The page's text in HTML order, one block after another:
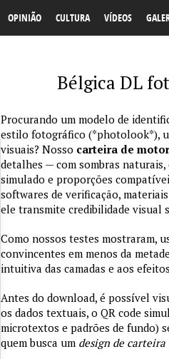
OPINIÃO CULTURA VÍDEOS
Bélgica DL
Procurando um modelo de
estilo fotográfico (*photolook*),
visuais? Nosso carteira de
detalhes — com sombras
simulado e proporções
softwares de verificação,
ele transmite credibilidade visual
Como nossos testes mostraram,
convincentes em menos da
intuitiva das camadas e aos
Antes do download, é possível
os dados textuais, o QR code
microtextos e padrões de fundo)
quem busca um design de